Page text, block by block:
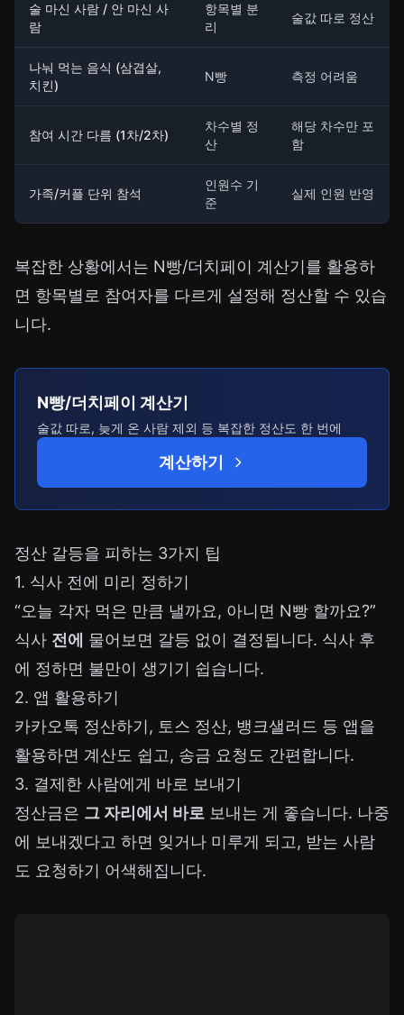
술 마신 사람 / 안 마신 사
람
항목별 분
리
술값 따로 정산
나눠 먹는 음식 (삼겹살,
치킨)
N빵 측정 어려움
참여 시간 다름 (1차/2차)
차수별 정
산
해당 차수만 포
함
가족/커플 단위 참석
인원수 기
준
실제 인원 반영
복잡한 상황에서는 N빵/더치페이 계산기를 활용하
면 항목별로 참여자를 다르게 설정해 정산할 수 있습
니다.
N빵/더치페이 계산기
술값 따로, 늦게 온 사람 제외 등 복잡한 정산도 한 번에
계산하기
정산 갈등을 피하는 3가지 팁
1. 식사 전에 미리 정하기
“오늘 각자 먹은 만큼 낼까요, 아니면 N빵 할까요?”
식사 전에 물어보면 갈등 없이 결정됩니다. 식사 후
에 정하면 불만이 생기기 쉽습니다.
2. 앱 활용하기
카카오톡 정산하기, 토스 정산, 뱅크샐러드 등 앱을
활용하면 계산도 쉽고, 송금 요청도 간편합니다.
3. 결제한 사람에게 바로 보내기
정산금은 그 자리에서 바로 보내는 게 좋습니다. 나중
에 보내겠다고 하면 잊거나 미루게 되고, 받는 사람
도 요청하기 어색해집니다.